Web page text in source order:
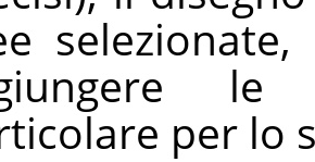
per lo